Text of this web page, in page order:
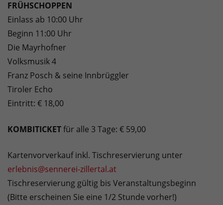
FRÜHSCHOPPEN
Einlass ab 10:00 Uhr
Beginn 11:00 Uhr
Die Mayrhofner
Volksmusik 4
Franz Posch & seine Innbrüggler
Tiroler Echo
Eintritt: € 18,00
KOMBITICKETfür alle 3 Tage: € 59,00
Kartenvorverkauf inkl. Tischreservierung unter
erlebnis@sennerei-zillertal.at
Tischreservierung gültig bis Veranstaltungsbeginn
(Bitte erscheinen Sie eine 1/2 Stunde vorher!)